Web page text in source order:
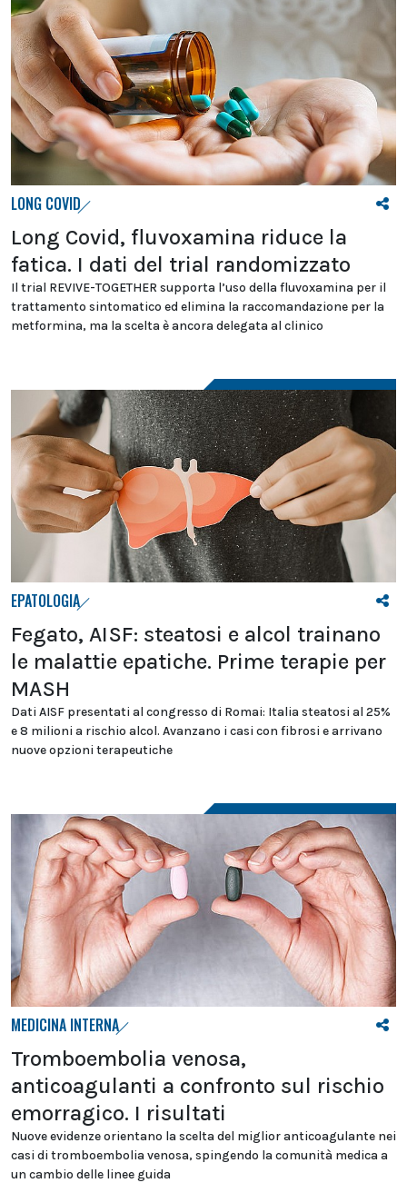
LONG COVID
Long Covid, fluvoxamina riduce la
fatica. I dati del trial randomizzato
Il trial REVIVE-TOGETHER supporta l’uso della fluvoxamina per il
trattamento sintomatico ed elimina la raccomandazione per la
metformina, ma la scelta è ancora delegata al clinico
EPATOLOGIA
Fegato, AISF: steatosi e alcol trainano
le malattie epatiche. Prime terapie per
MASH
Dati AISF presentati al congresso di Romai: Italia steatosi al 25%
e 8 milioni a rischio alcol. Avanzano i casi con fibrosi e arrivano
nuove opzioni terapeutiche
MEDICINA INTERNA
Tromboembolia venosa,
anticoagulanti a confronto sul rischio
emorragico. I risultati
Nuove evidenze orientano la scelta del miglior anticoagulante nei
casi di tromboembolia venosa, spingendo la comunità medica a
un cambio delle linee guida